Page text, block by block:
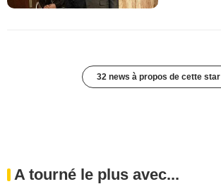
32 news à propos de cette star
A tourné le plus avec...